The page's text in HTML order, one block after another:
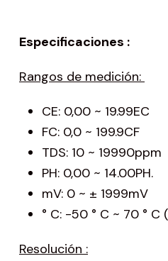
Especificaciones :
Rangos de medición:
CE: 0,00 ~ 19.99EC
FC: 0,0 ~ 199.9CF
TDS: 10 ~ 19990ppm
PH: 0,00 ~ 14.00PH.
mV: 0 ~ ± 1999mV
° C: -50 ° C ~ 70 ° C
Resolución :